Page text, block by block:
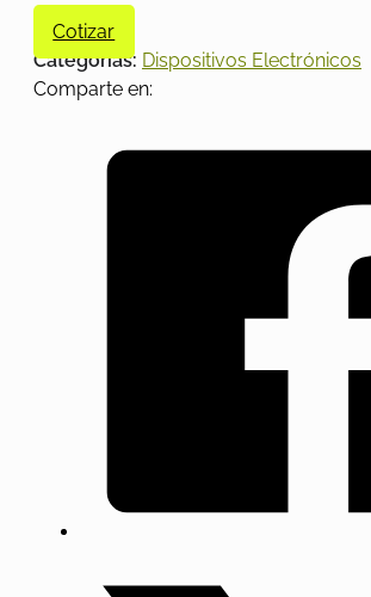
Cotizar
Categorías: Dispositivos Electrónicos
Comparte en: